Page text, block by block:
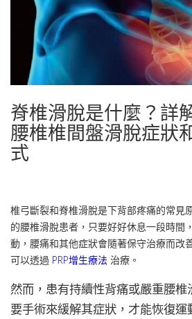
脊椎滑脫是什麼？詳
腰椎椎間盤滑脫症狀
式
椎弓斷裂和脊椎滑脫是下背部疼痛的常見
的腰椎滑脫患者，只要好好休息一段時間
動，腰痛和其他症狀會隨著保守治療而改
可以透過 PRP增生療法 治療。
然而，患有持續性背痛或嚴重腰
要手術來緩解其症狀，才能恢復運